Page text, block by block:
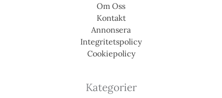
Om Oss
Kontakt
Annonsera
Integritetspolicy
Cookiepolicy
Kategorier